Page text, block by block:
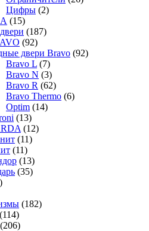
Цифры (2)
(15)
(187)
(92)
двери Bravo (92)
Bravo L (7)
Bravo N (3)
Bravo R (62)
Bravo Thermo (6)
Optim (14)
(13)
(12)
(11)
(11)
(13)
(35)
(182)
(114)
(206)